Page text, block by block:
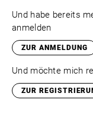
Und habe bereits
anmelden
ZUR ANMELDUNG
Und möchte mich
ZUR
Anmelden
Versand
Impressum